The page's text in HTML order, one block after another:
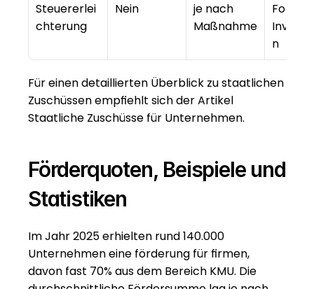
Steuererlei
chterung
Nein
je nach
Maßnahme
n
Für einen detaillierten Überblick zu staatlichen
Staatliche Zuschüsse für Unternehmen.
Förderquoten, Beispiele und
Statistiken
Im Jahr 2025 erhielten rund 140.000
Unternehmen eine förderung für firmen,
davon fast 70% aus dem Bereich KMU. Die